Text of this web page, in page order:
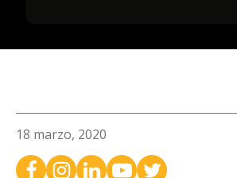
18 marzo, 2020